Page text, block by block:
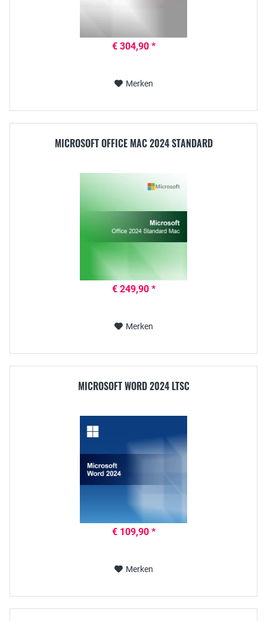
€ 304,90 *
Merken
MICROSOFT OFFICE MAC 2024 STANDARD
€ 249,90 *
Merken
MICROSOFT WORD 2024 LTSC
€ 109,90 *
Merken